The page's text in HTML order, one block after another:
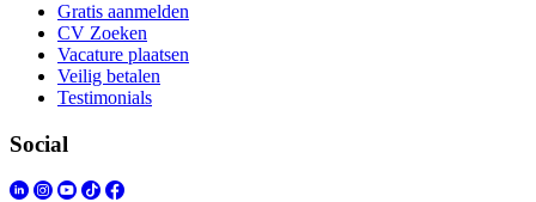
Gratis aanmelden
CV Zoeken
Vacature plaatsen
Veilig betalen
Testimonials
Social